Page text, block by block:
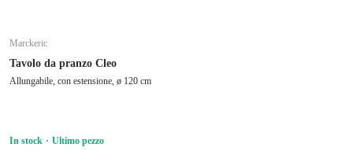
Marckeric
Tavolo da pranzo Cleo
Allungabile, con estensione, ø 120 cm
In stock Ultimo pezzo